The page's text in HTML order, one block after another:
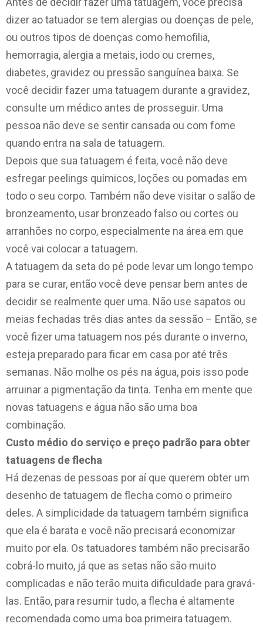
dizer ao tatuador se tem alergias ou doenças de pele,
ou outros tipos de doenças como hemofilia,
hemorragia, alergia a metais, iodo ou cremes,
diabetes, gravidez ou pressão sanguínea baixa. Se
você decidir fazer uma tatuagem durante a gravidez,
consulte um médico antes de prosseguir. Uma
pessoa não deve se sentir cansada ou com fome
quando entra na sala de tatuagem.
Depois que sua tatuagem é feita, você não deve
esfregar peelings químicos, loções ou pomadas em
todo o seu corpo. Também não deve visitar o salão de
bronzeamento, usar bronzeado falso ou cortes ou
arranhões no corpo, especialmente na área em que
você vai colocar a tatuagem.
A tatuagem da seta do pé pode levar um longo tempo
para se curar, então você deve pensar bem antes de
decidir se realmente quer uma. Não use sapatos ou
meias fechadas três dias antes da sessão – Então, se
você fizer uma tatuagem nos pés durante o inverno,
esteja preparado para ficar em casa por até três
semanas. Não molhe os pés na água, pois isso pode
arruinar a pigmentação da tinta. Tenha em mente que
novas tatuagens e água não são uma boa
combinação.
Custo médio do serviço e preço padrão para obter
tatuagens de flecha
Há dezenas de pessoas por aí que querem obter um
desenho de tatuagem de flecha como o primeiro
deles. A simplicidade da tatuagem também significa
que ela é barata e você não precisará economizar
muito por ela. Os tatuadores também não precisarão
cobrá-lo muito, já que as setas não são muito
complicadas e não terão muita dificuldade para gravá-
las. Então, para resumir tudo, a flecha é altamente
recomendada como uma boa primeira tatuagem.